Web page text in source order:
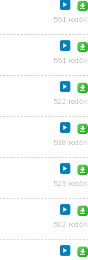
551 redări
551 redări
522 redări
538 redări
525 redări
502 redări